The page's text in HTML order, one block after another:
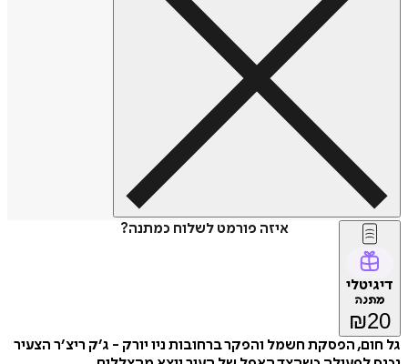
איזה פורמט לשלוח כמתנה?
₪
הפסקת חשמל והפקר ברחובות ניו יורק - ג׳ק ריצ׳ר הצעיר